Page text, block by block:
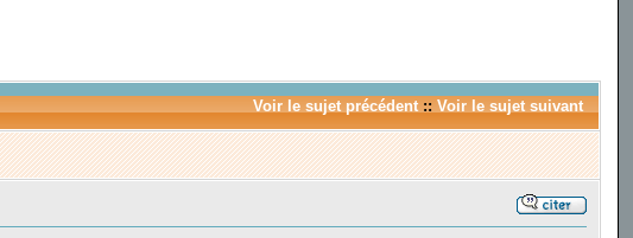
Voir le sujet précédent:: Voir le sujet suivant